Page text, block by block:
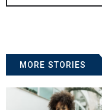
MORE STORIES